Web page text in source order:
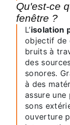
Qu'est-ce que l'isolation phonique de
fenêtre ?
L’isolation
objectif de
bruits à
des
sonores.
à des
assure
sons
ouverture